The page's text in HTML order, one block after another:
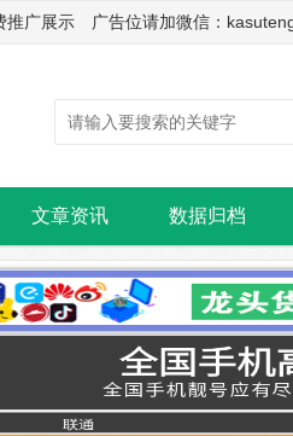
广展示 广告位请加微信：
文章资讯 数据归档